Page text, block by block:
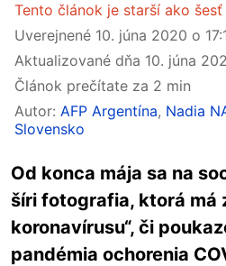
Tento článok je starší ako šesť
Uverejnené 10. júna 2020 o
Aktualizované dňa 10. júna
Článok prečítate za 2 min
Autor: AFP Argentína, Nadia
Slovensko
Od konca mája sa na
šíri fotografia, ktorá má
koronavírusu“, či
pandémia ochorenia